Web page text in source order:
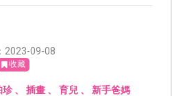
2023-09-08
收藏
珍、 插畫、 育兒、 新手爸媽